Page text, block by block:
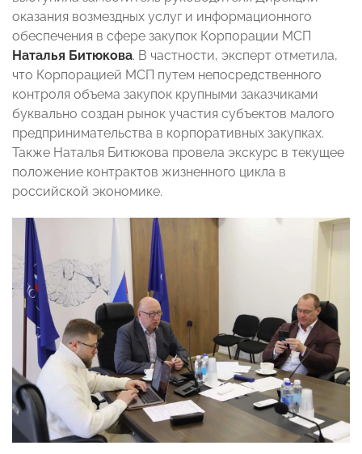
оказания возмездных услуг и информационного
обеспечения в сфере закупок Корпорации МСП
Наталья Битюкова. В частности, эксперт отметила,
что Корпорацией МСП путем непосредственного
контроля объема закупок крупными заказчиками
буквально создан рынок участия субъектов малого
предпринимательства в корпоративных закупках.
Также Наталья Битюкова провела экскурс в текущее
положение контрактов жизненного цикла в
российской экономике.